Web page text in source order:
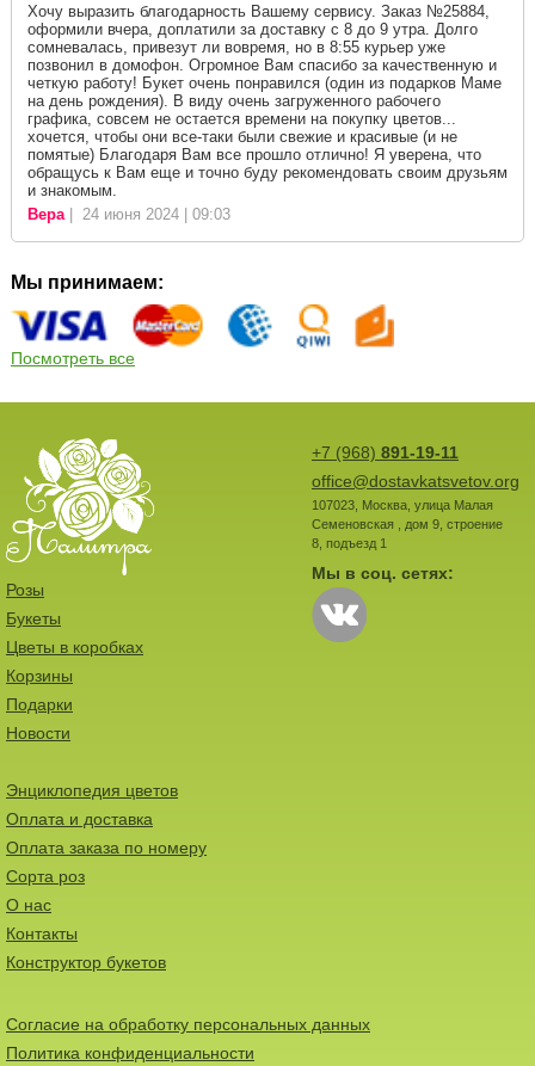
Хочу выразить благодарность Вашему сервису. Заказ №25884,
оформили вчера, доплатили за доставку с 8 до 9 утра. Долго
сомневалась, привезут ли вовремя, но в 8:55 курьер уже
позвонил в домофон. Огромное Вам спасибо за качественную и
четкую работу! Букет очень понравился (один из подарков Маме
на день рождения). В виду очень загруженного рабочего
графика, совсем не остается времени на покупку цветов...
хочется, чтобы они все-таки были свежие и красивые (и не
помятые) Благодаря Вам все прошло отлично! Я уверена, что
обращусь к Вам еще и точно буду рекомендовать своим друзьям
и знакомым.
Вера| 24 июня 2024 | 09:03
Мы принимаем:
Посмотреть все
+7 (968) 891-19-11
office@dostavkatsvetov.org
107023, Москва, улица Малая
Семеновская , дом 9, строение
8, подъезд 1
Мы в соц. сетях:
Розы
Букеты
Цветы в коробках
Корзины
Подарки
Новости
Энциклопедия цветов
Оплата и доставка
Оплата заказа по номеру
Сорта роз
О нас
Контакты
Конструктор букетов
Согласие на обработку персональных данных
Политика конфиденциальности